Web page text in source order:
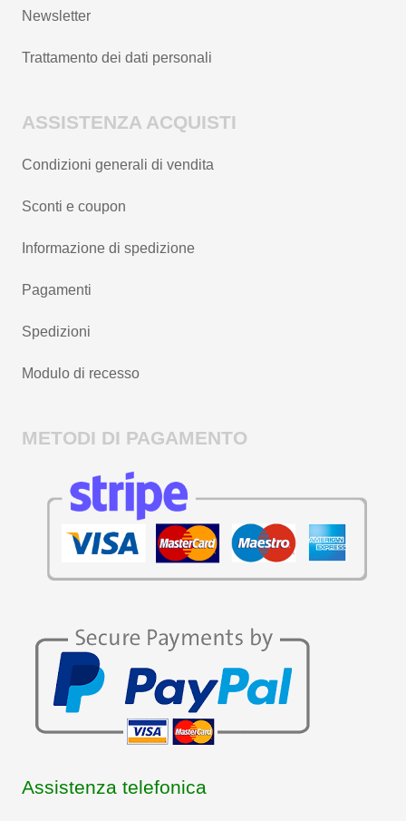
Newsletter
Trattamento dei dati personali
ASSISTENZA ACQUISTI
Condizioni generali di vendita
Sconti e coupon
Informazione di spedizione
Pagamenti
Spedizioni
Modulo di recesso
METODI DI PAGAMENTO
Assistenza telefonica